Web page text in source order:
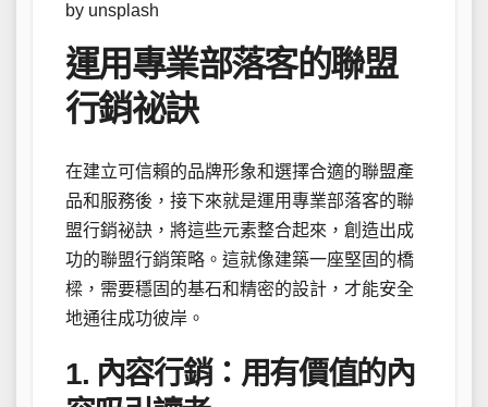
by unsplash
運用專業部落客的聯盟
行銷祕訣
在建立可信賴的品牌形象和選擇合適的聯盟產
品和服務後，接下來就是運用專業部落客的聯
盟行銷祕訣，將這些元素整合起來，創造出成
功的聯盟行銷策略。這就像建築一座堅固的橋
樑，需要穩固的基石和精密的設計，才能安全
地通往成功彼岸。
1. 內容行銷：用有價值的內